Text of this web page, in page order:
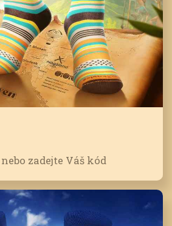
zadejte Váš kód